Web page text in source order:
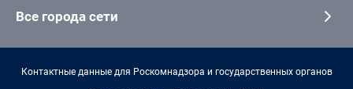
Все города сети
Контактные данные для Роскомнадзора и государственных органов